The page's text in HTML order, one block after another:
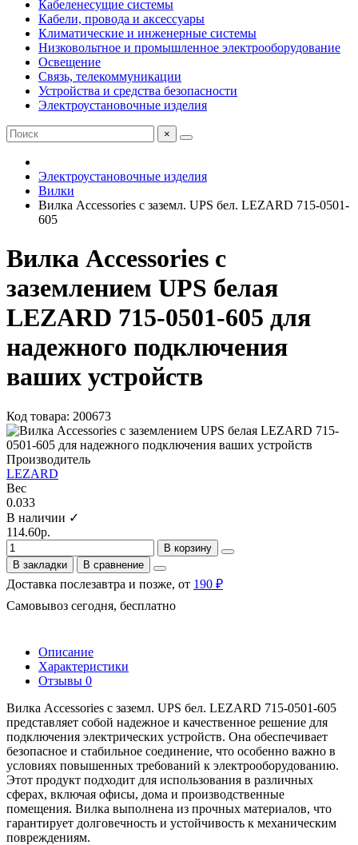
Кабеленесущие системы
Кабели, провода и аксессуары
Климатические и инженерные системы
Низковольтное и промышленное электрооборудование
Освещение
Связь, телекоммуникации
Устройства и средства безопасности
Электроустановочные изделия
×
Электроустановочные изделия
Вилки
Вилка Accessories с заземл. UPS бел. LEZARD 715-0501-
605
Вилка Accessories с
заземлением UPS белая
LEZARD 715-0501-605 для
надежного подключения
ваших устройств
Код товара: 200673
Производитель
LEZARD
Вес
0.033
В наличии ✓
114.60р.
В корзину
В закладки
В сравнение
Доставка послезавтра и позже, от 190 ₽
Самовывоз сегодня, бесплатно
Описание
Характеристики
Отзывы 0
Вилка Accessories с заземл. UPS бел. LEZARD 715-0501-605
представляет собой надежное и качественное решение для
подключения электрических устройств. Она обеспечивает
безопасное и стабильное соединение, что особенно важно в
условиях повышенных требований к электрооборудованию.
Этот продукт подходит для использования в различных
сферах, включая офисы, дома и производственные
помещения. Вилка выполнена из прочных материалов, что
гарантирует долговечность и устойчивость к механическим
повреждениям.